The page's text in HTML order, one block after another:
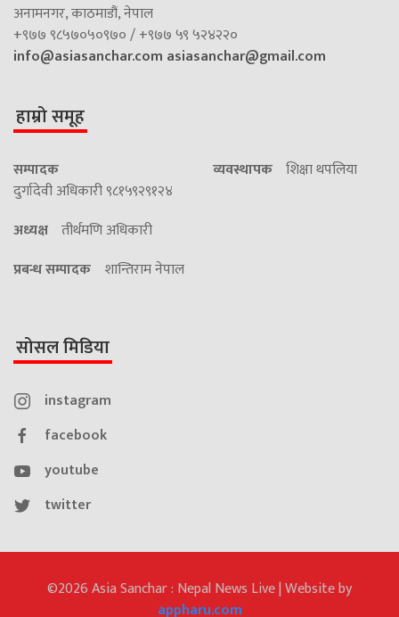
अनामनगर, काठमाडौं, नेपाल
+९७७ ९८५७०५०९७० / +९७७ ५९ ५२४२२०
info@asiasanchar.com asiasanchar@gmail.com
हाम्रो समूह
सम्पादक
दुर्गादेवी अधिकारी ९८१५९२९१२४
व्यवस्थापक शिक्षा थपलिया
अध्यक्ष तीर्थमणि अधिकारी
प्रबन्ध सम्पादक शान्तिराम नेपाल
सोसल मिडिया
instagram
facebook
youtube
twitter
©2026 Asia Sanchar : Nepal News Live | Website by
appharu.com